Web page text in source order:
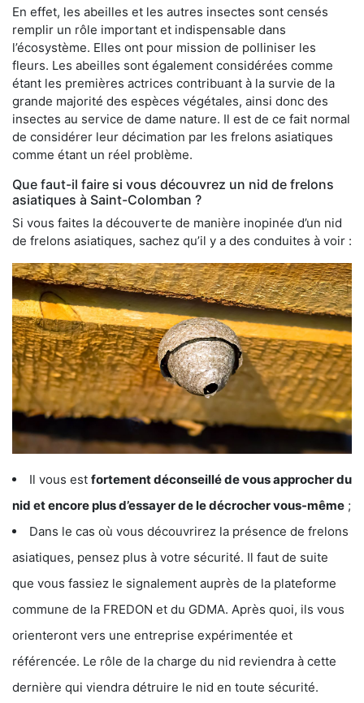
En effet, les abeilles et les autres insectes sont censés
remplir un rôle important et indispensable dans
l’écosystème. Elles ont pour mission de polliniser les
fleurs. Les abeilles sont également considérées comme
étant les premières actrices contribuant à la survie de la
grande majorité des espèces végétales, ainsi donc des
insectes au service de dame nature. Il est de ce fait normal
de considérer leur décimation par les frelons asiatiques
comme étant un réel problème.
Que faut-il faire si vous découvrez un nid de frelons
asiatiques à Saint-Colomban ?
Si vous faites la découverte de manière inopinée d’un nid
de frelons asiatiques, sachez qu’il y a des conduites à voir :
Il vous est fortement déconseillé de vous approcher du
nid et encore plus d’essayer de le décrocher vous-même ;
Dans le cas où vous découvrirez la présence de frelons
asiatiques, pensez plus à votre sécurité. Il faut de suite
que vous fassiez le signalement auprès de la plateforme
commune de la FREDON et du GDMA. Après quoi, ils vous
orienteront vers une entreprise expérimentée et
référencée. Le rôle de la charge du nid reviendra à cette
dernière qui viendra détruire le nid en toute sécurité.